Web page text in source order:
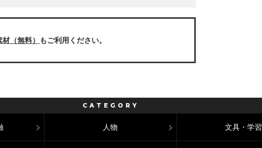
（無料） もご利用ください。
CATEGORY
人物 文具・学習